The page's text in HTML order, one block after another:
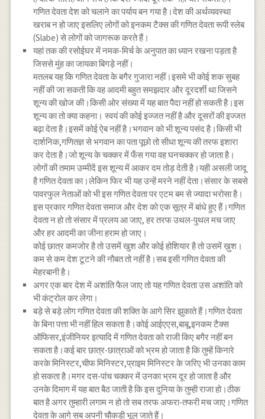
गणित देवता देश को चलाने का पर्याय बन गया है।देश की अर्थव्यवस्था
खराब न हो जाए इसलिए लोगों को इनकम टैक्स की गणित देवता रूपी स्लेब
(Slabe) से लोगों को जागरूक करते हैं।
यहां तक की रसोईघर में नमक-मिर्च के अनुपात का ध्यान रखना पड़ता है
जिससे मुंह का जायका बिगड़े नहीं।
मतलब यह कि गणित देवता के बगैर गुजारा नहीं।इसमे भी कोई शक सुबह
नहीं की जा सकती कि वह आदमी बहुत समझदार और दूरदर्शी था जिसने
शून्य की खोज की।किसी ओर संख्या में यह बात पैदा नहीं हो सकती है।इस
शून्य का तो क्या कहना। स्वयं की कोई इज्जत नहीं है और दूसरों की इज्जत
बढ़ा देता है।इसमें कोई ऐब नहीं है।भगवान को भी शून्य पसंद है।किसी भी
दार्शनिक,गणितज्ञ से भगवान का पता पूछो तो सीधा शून्य की तरफ इशारा
कर देता है।जो शून्य के चक्कर में फँस गया वह घनचक्कर हो जाता है।
लोगों की तमाम उम्मीदें इस शून्य में आकर दम तोड़ देती है।यही असली जादू
है गणित देवता का।लेकिन फिर भी यह उन्हें मरने नहीं देता।संसार के सबसे
पावरफुल नेताओं को भी इस गणित देवता पर एटम बम से ज्यादा भरोसा है।
इस प्रकार गणित देवता समाज और देश को एक सूत्र में बांधे हुए हैं।गणित
देवता न हो तो संसार में प्रलय आ जाए, हर तरफ उथल-पुथल मच जाए
और हर आदमी का जीना हराम हो जाए।
कोई छात्र कमजोर है तो उसमें खुश और कोई होशियार है तो उसमें ख़ुश।
कम से कम देश टूटने की नौबत तो नहीं है।सब इसी गणित देवता की
मेहरबानी है।
अगर एक बार देश में अशांति फैल जाए तो यह गणित देवता उस अशांति को
भी कंट्रोल कर लेगा।
बड़े से बड़े लोग गणित देवता की शक्ति के आगे सिर झुकाते हैं।गणित देवता
के बिना पत्ता भी नहीं हिल सकता है।कोई आईएएस,बाबू,इनकम टैक्स
ऑफिसर,इंजीनियर इत्यादि में गणित देवता को राजी किए बगैर नहीं बन
सकता है।कई बार छात्र-छात्राओं को भ्रम हो जाता है कि तुम्हें किनारे
करके मिनिस्टर,चीफ मिनिस्टर,प्राइम मिनिस्टर के जरिए भी उनका काम
हो सकता है।मगर दस-पांच चक्कर में उनका भ्रम दूर हो जाता है और
उनके दिमाग में यह बात बैठ जाती है कि इस दुनिया के तुम्ही राजा हो।ठीक
बात है अगर तुम्हारी लगाम न हो तो सब तरफ अफरा-तफरी मच जाए।गणित
देवता के आगे सब अपनी चौकड़ी भूल जाते हैं।